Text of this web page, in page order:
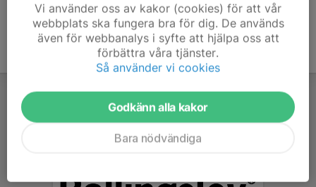
Vi använder oss av kakor (cookies) för att vår
webbplats ska fungera bra för dig. De används
även för webbanalys i syfte att hjälpa oss att
förbättra våra tjänster.
Så använder vi cookies
Godkänn alla kakor
Bara nödvändiga